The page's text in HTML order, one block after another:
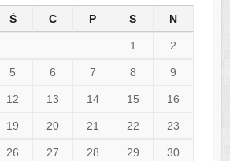
Ś C P S N
1 2
5 6 7 8 9
12 13 14 15 16
19 20 21 22 23
26 27 28 29 30